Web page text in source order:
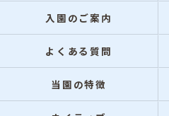
入園のご案内
よくある質問
当園の特徴